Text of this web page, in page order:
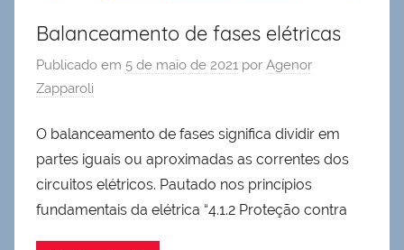
Balanceamento de fases elétricas
Publicado em 5 de maio de 2021 por Agenor
Zapparoli
O balanceamento de fases significa dividir em
partes iguais ou aproximadas as correntes dos
circuitos elétricos. Pautado nos princípios
fundamentais da elétrica “4.1.2 Proteção contra